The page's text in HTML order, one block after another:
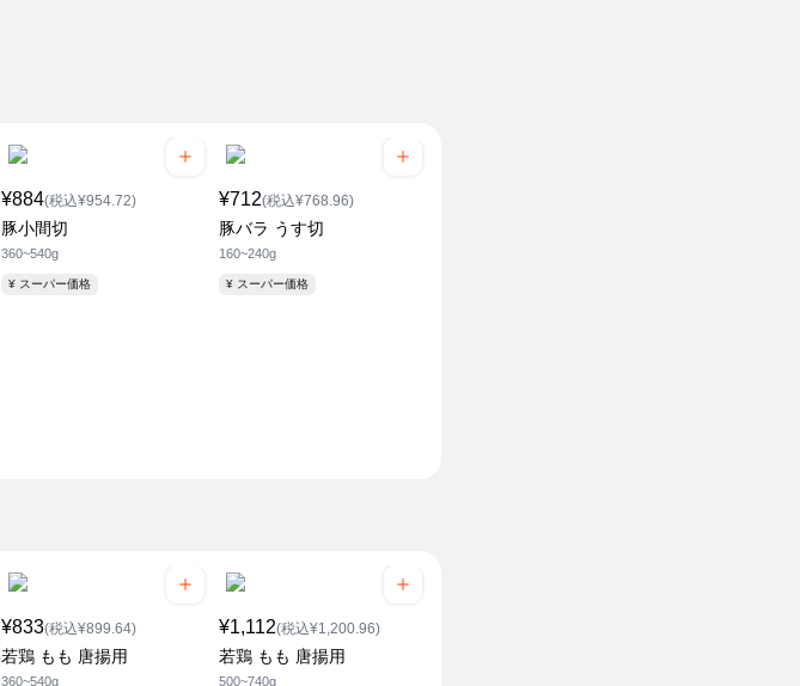
¥884(税込¥954.72)
豚小間切
360~540g
¥ スーパー価格
¥712(税込¥768.96)
豚バラ うす切
160~240g
¥ スーパー価格
¥833(税込¥899.64)
若鶏 もも 唐揚用
360~540g
¥1,112(税込¥1,200.96)
若鶏 もも 唐揚用
500~740g